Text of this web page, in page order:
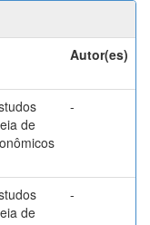
Autor(es)
de
-
de
-